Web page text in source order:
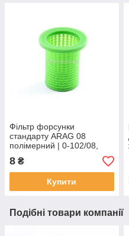
Фільтр форсунки
стандарту ARAG 08
полімерний | 0-102/08,
8 ₴
Купити
Подібні товари компанії